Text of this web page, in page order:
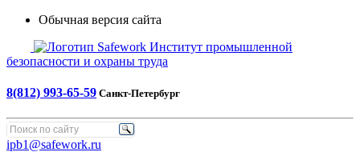
Обычная версия сайта
Safework Институт промышленной
безопасности и охраны труда
8(812) 993-65-59 Санкт-Петербург
ipb1@safework.ru